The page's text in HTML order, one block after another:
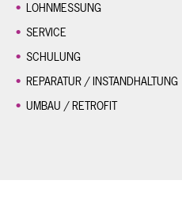
LOHNMESSUNG
SERVICE
SCHULUNG
REPARATUR / INSTANDHALTUNG
UMBAU / RETROFIT